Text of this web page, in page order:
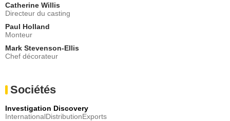
Catherine Willis
Directeur du casting
Paul Holland
Monteur
Mark Stevenson-Ellis
Chef décorateur
Sociétés
Investigation Discovery
InternationalDistributionExports